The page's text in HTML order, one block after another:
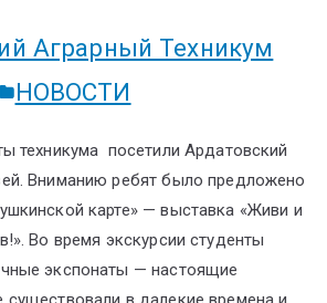
Аграрный Техникум
НОВОСТИ
техникума посетили Ардатовский
Вниманию ребят было предложено
карте» — выставка «Живи и
Во время экскурсии студенты
экспонаты — настоящие